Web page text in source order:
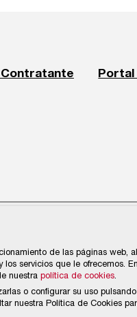
de las páginas
servicios que le ofrecemos.
nuestra política de cookies.
o configurar su uso
nuestra Política de Cookies